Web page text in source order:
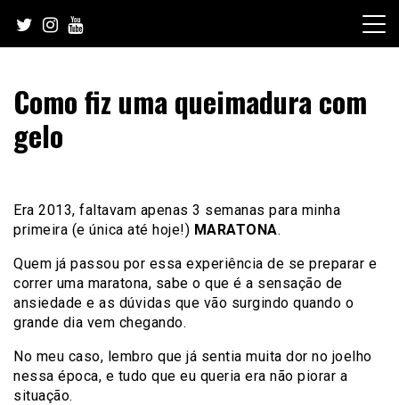
content
Como fiz uma queimadura com
gelo
Era 2013, faltavam apenas 3 semanas para minha
primeira (e única até hoje!) MARATONA.
Quem já passou por essa experiência de se preparar e
correr uma maratona, sabe o que é a sensação de
ansiedade e as dúvidas que vão surgindo quando o
grande dia vem chegando.
No meu caso, lembro que já sentia muita dor no joelho
nessa época, e tudo que eu queria era não piorar a
situação.